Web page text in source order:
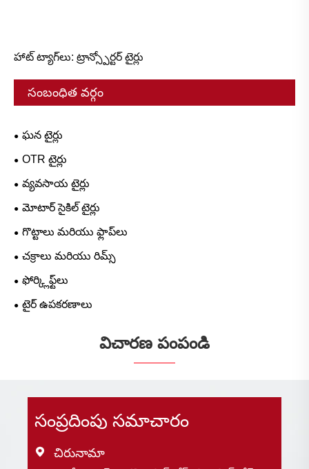
హాట్ ట్యాగ్‌లు: ట్రాన్స్పోర్టర్ టైర్లు
సంబంధిత వర్గం
ఘన టైర్లు
OTR టైర్లు
వ్యవసాయ టైర్లు
మోటార్ సైకిల్ టైర్లు
గొట్టాలు మరియు ఫ్లాప్‌లు
చక్రాలు మరియు రిమ్స్
ఫోర్క్లిఫ్ట్‌లు
టైర్ ఉపకరణాలు
విచారణ పంపండి
సంప్రదింపు సమాచారం
 చిరునామా